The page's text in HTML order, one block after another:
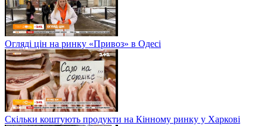
Огляді цін на ринку «Привоз» в Одесі
Скільки коштують продукти на Кінному ринку у Харкові